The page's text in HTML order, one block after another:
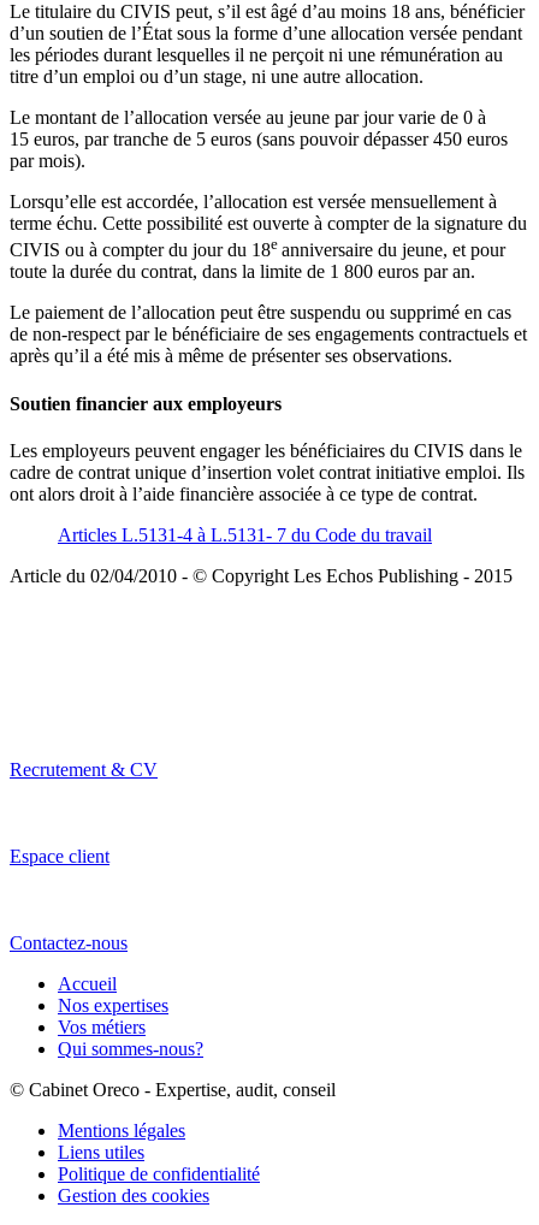
Le titulaire du CIVIS peut, s’il est âgé d’au moins 18 ans, bénéficier
d’un soutien de l’État sous la forme d’une allocation versée pendant
les périodes durant lesquelles il ne perçoit ni une rémunération au
titre d’un emploi ou d’un stage, ni une autre allocation.
Le montant de l’allocation versée au jeune par jour varie de 0 à
15 euros, par tranche de 5 euros (sans pouvoir dépasser 450 euros
par mois).
Lorsqu’elle est accordée, l’allocation est versée mensuellement à
terme échu. Cette possibilité est ouverte à compter de la signature du
CIVIS ou à compter du jour du 18e anniversaire du jeune, et pour
toute la durée du contrat, dans la limite de 1 800 euros par an.
Le paiement de l’allocation peut être suspendu ou supprimé en cas
de non-respect par le bénéficiaire de ses engagements contractuels et
après qu’il a été mis à même de présenter ses observations.
Soutien financier aux employeurs
Les employeurs peuvent engager les bénéficiaires du CIVIS dans le
cadre de contrat unique d’insertion volet contrat initiative emploi. Ils
ont alors droit à l’aide financière associée à ce type de contrat.
Articles L.5131-4 à L.5131- 7 du Code du travail
Article du 02/04/2010 - © Copyright Les Echos Publishing - 2015
Recrutement & CV
Espace client
Contactez-nous
Accueil
Nos expertises
Vos métiers
Qui sommes-nous?
© Cabinet Oreco - Expertise, audit, conseil
Mentions légales
Liens utiles
Politique de confidentialité
Gestion des cookies